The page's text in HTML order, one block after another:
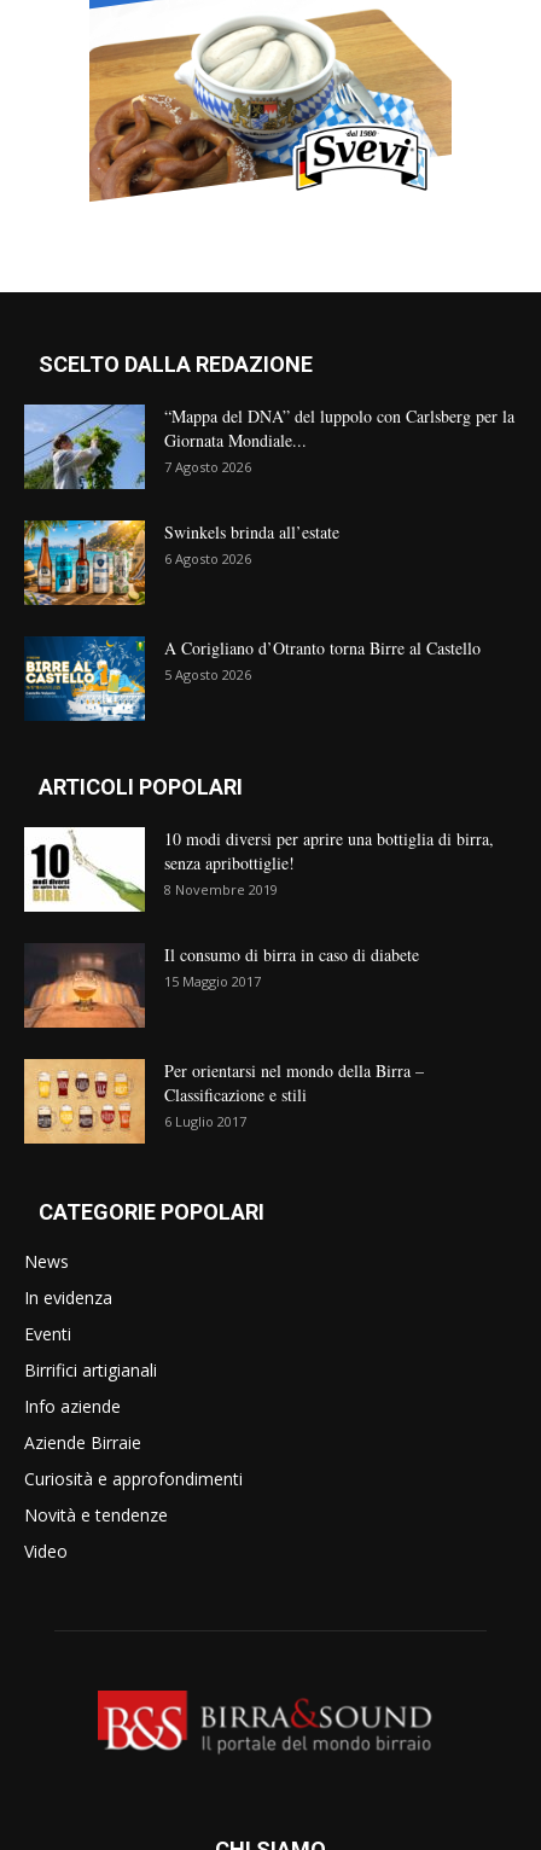
SCELTO DALLA REDAZIONE
“Mappa del DNA” del luppolo con Carlsberg per la
Giornata Mondiale...
7 Agosto 2026
Swinkels brinda all’estate
6 Agosto 2026
A Corigliano d’Otranto torna Birre al Castello
5 Agosto 2026
ARTICOLI POPOLARI
10 modi diversi per aprire una bottiglia di birra,
senza apribottiglie!
8 Novembre 2019
Il consumo di birra in caso di diabete
15 Maggio 2017
Per orientarsi nel mondo della Birra –
Classificazione e stili
6 Luglio 2017
CATEGORIE POPOLARI
News
In evidenza
Eventi
Birrifici artigianali
Info aziende
Aziende Birraie
Curiosità e approfondimenti
Novità e tendenze
Video